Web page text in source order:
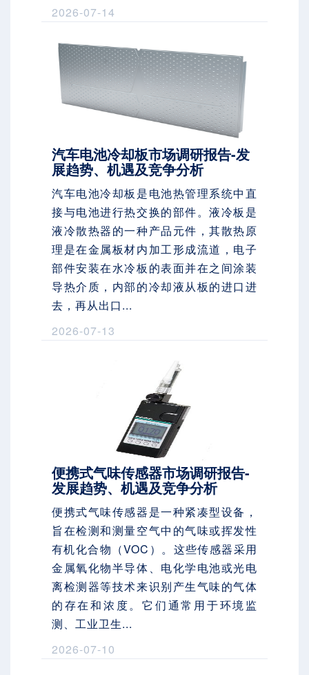
2026-07-14
汽车电池冷却板市场调研报告-发
展趋势、机遇及竞争分析
汽车电池冷却板是电池热管理系统中直
接与电池进行热交换的部件。液冷板是
液冷散热器的一种产品元件，其散热原
理是在金属板材内加工形成流道，电子
部件安装在水冷板的表面并在之间涂装
导热介质，内部的冷却液从板的进口进
去，再从出口...
2026-07-13
便携式气味传感器市场调研报告-
发展趋势、机遇及竞争分析
便携式气味传感器是一种紧凑型设备，
旨在检测和测量空气中的气味或挥发性
有机化合物（VOC）。这些传感器采用
金属氧化物半导体、电化学电池或光电
离检测器等技术来识别产生气味的气体
的存在和浓度。它们通常用于环境监
测、工业卫生...
2026-07-10